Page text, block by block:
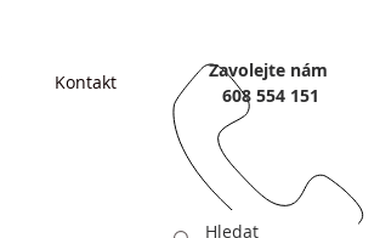
Kontakt
Zavolejte nám
608 554 151